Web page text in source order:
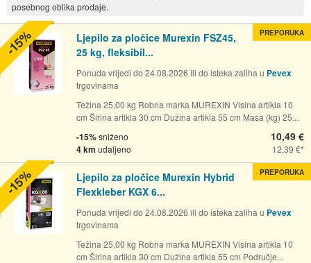
posebnog oblika prodaje.
Ljepilo za pločice Murexin FSZ45,
25 kg, fleksibil...
Ponuda vrijedi do 24.08.2026 ili do isteka zaliha u Pevex
trgovinama
Težina 25,00 kg Robna marka MUREXIN Visina artikla 10
cm Širina artikla 30 cm Dužina artikla 55 cm Masa (kg) 25...
-15%sniženo
4 km udaljeno
10,49 €
12,39 €
PREPORUKA
-15%
Ljepilo za pločice Murexin Hybrid
Flexkleber KGX 6...
Ponuda vrijedi do 24.08.2026 ili do isteka zaliha u Pevex
trgovinama
Težina 25,00 kg Robna marka MUREXIN Visina artikla 10
cm Širina artikla 30 cm Dužina artikla 55 cm Područje...
PREPORUKA
-15%